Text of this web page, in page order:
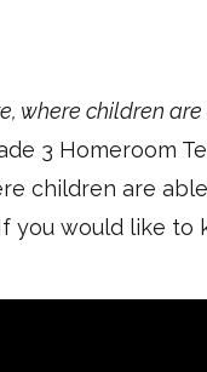
where children
3 Homeroom
children are
you would like to